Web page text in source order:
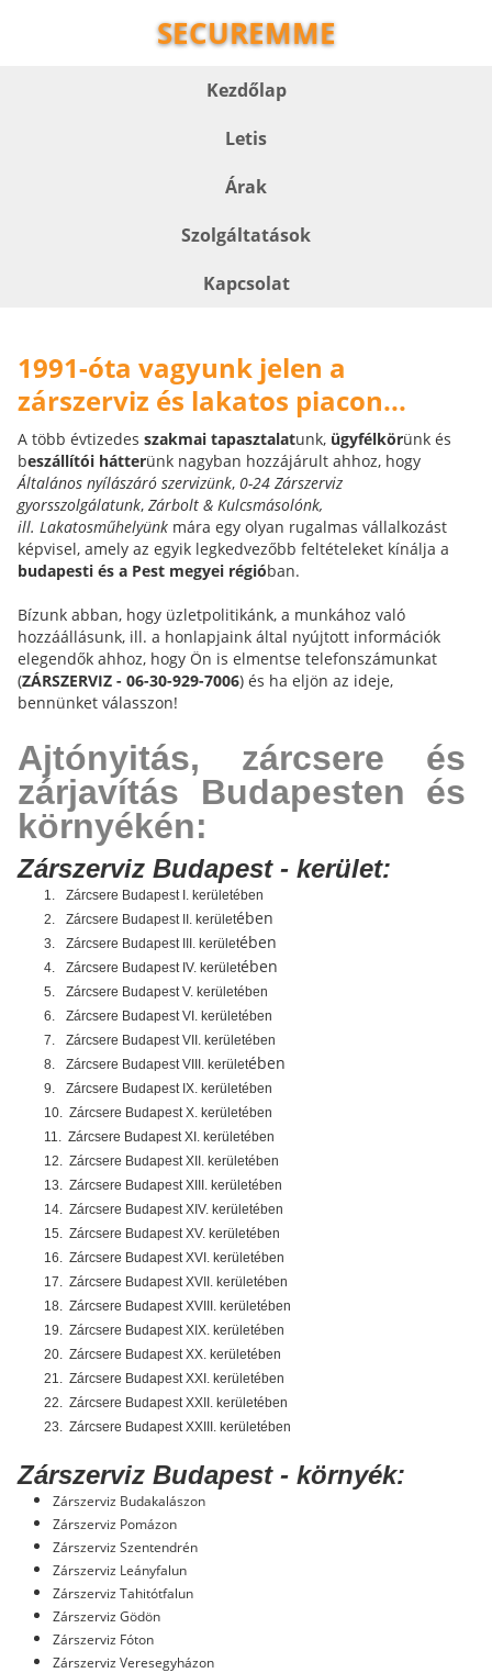
SECUREMME
Kezdőlap
Letis
Árak
Szolgáltatások
Kapcsolat
1991-óta vagyunk jelen a
zárszerviz és lakatos piacon...
A több évtizedes szakmai tapasztalatunk, ügyfélkörünk és
beszállítói hátterünk nagyban hozzájárult ahhoz, hogy
Általános nyílászáró szervizünk, 0-24 Zárszerviz
gyorsszolgálatunk, Zárbolt & Kulcsmásolónk,
ill. Lakatosműhelyünk mára egy olyan rugalmas vállalkozást
képvisel, amely az egyik legkedvezőbb feltételeket kínálja a
budapesti és a Pest megyei régióban.
Bízunk abban, hogy üzletpolitikánk, a munkához való
hozzáállásunk, ill. a honlapjaink által nyújtott információk
elegendők ahhoz, hogy Ön is elmentse telefonszámunkat
(ZÁRSZERVIZ - 06-30-929-7006) és ha eljön az ideje,
bennünket válasszon!
Ajtónyitás, zárcsere és
zárjavítás Budapesten és
környékén:
Zárszerviz Budapest - kerület:
1.
Zárcsere Budapest I. kerületében
2.
Zárcsere Budapest II. kerületében
3. Zárcsere Budapest III. kerületében
4. Zárcsere Budapest IV. kerületében
5.
Zárcsere Budapest V. kerületében
6.
Zárcsere Budapest VI. kerületében
7.
Zárcsere Budapest VII. kerületében
8.
Zárcsere Budapest VIII. kerületében
9.
Zárcsere Budapest IX. kerületében
10. Zárcsere Budapest X. kerületében
11. Zárcsere Budapest XI. kerületében
12. Zárcsere Budapest XII. kerületében
13. Zárcsere Budapest XIII. kerületében
14. Zárcsere Budapest XIV. kerületében
15. Zárcsere Budapest XV. kerületében
16. Zárcsere Budapest XVI. kerületében
17. Zárcsere Budapest XVII. kerületében
18. Zárcsere Budapest XVIII. kerületében
19. Zárcsere Budapest XIX. kerületében
20. Zárcsere Budapest XX. kerületében
21. Zárcsere Budapest XXI. kerületében
22. Zárcsere Budapest XXII. kerületében
23. Zárcsere Budapest XXIII. kerületében
Zárszerviz Budapest - környék:
Zárszerviz Budakalászon
Zárszerviz Pomázon
Zárszerviz Szentendrén
Zárszerviz Leányfalun
Zárszerviz Tahitótfalun
Zárszerviz Gödön
Zárszerviz Fóton
Zárszerviz Veresegyházon